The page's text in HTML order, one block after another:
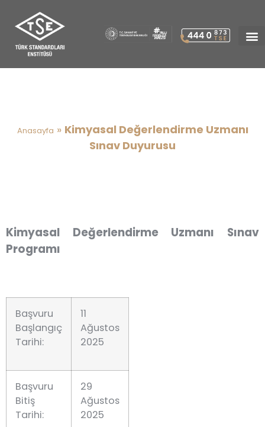
Anasayfa » Kimyasal Değerlendirme Uzmanı
Sınav Duyurusu
Kimyasal Değerlendirme Uzmanı Sınav
Programı
Başvuru
Başlangıç
Tarihi:
11
Ağustos
2025
Başvuru
Bitiş
Tarihi:
29
Ağustos
2025